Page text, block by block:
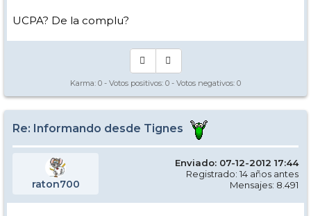
UCPA? De la complu?
Karma: 0 - Votos positivos: 0 - Votos negativos: 0
Re: Informando desde Tignes
raton700
Enviado: 07-12-2012 17:44
Registrado: 14 años antes
Mensajes: 8.491